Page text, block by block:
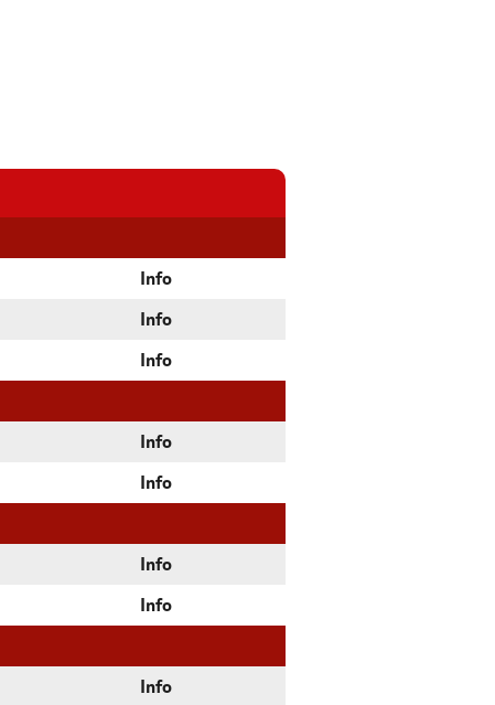
Info
Info
Info
Info
Info
Info
Info
Info